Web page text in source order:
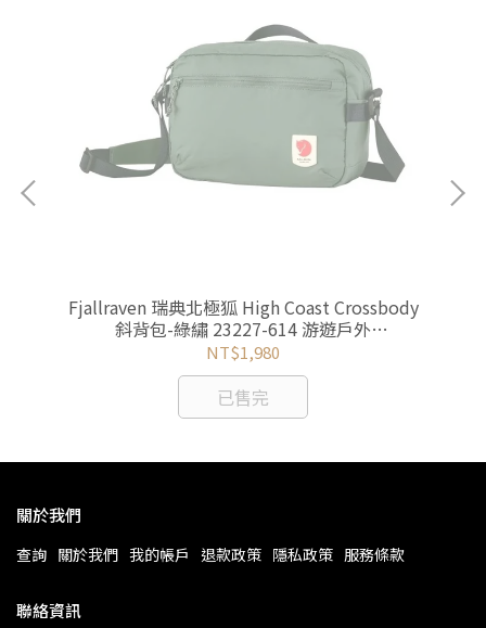
Fjallraven 瑞典北極狐 High Coast Crossbody
斜背包-綠繡 23227-614 游遊戶外
yoyooutdoor
NT$1,980
已售完
關於我們
查詢 關於我們 我的帳戶 退款政策 隱私政策 服務條款
聯絡資訊